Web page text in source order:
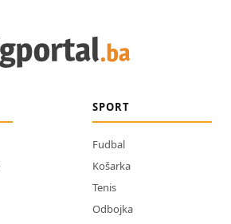
SPORT
Fudbal
Košarka
Tenis
Odbojka